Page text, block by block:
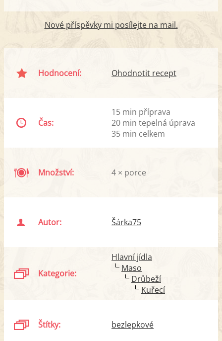
Nové příspěvky mi posílejte na mail.
Hodnocení: Ohodnotit recept
Čas:
15 min příprava
20 min tepelná úprava
35 min celkem
Množství: 4 × porce
Autor: Šárka75
Kategorie:
Hlavní jídla
Maso
Drůbeží
Kuřecí
Štítky: bezlepkové